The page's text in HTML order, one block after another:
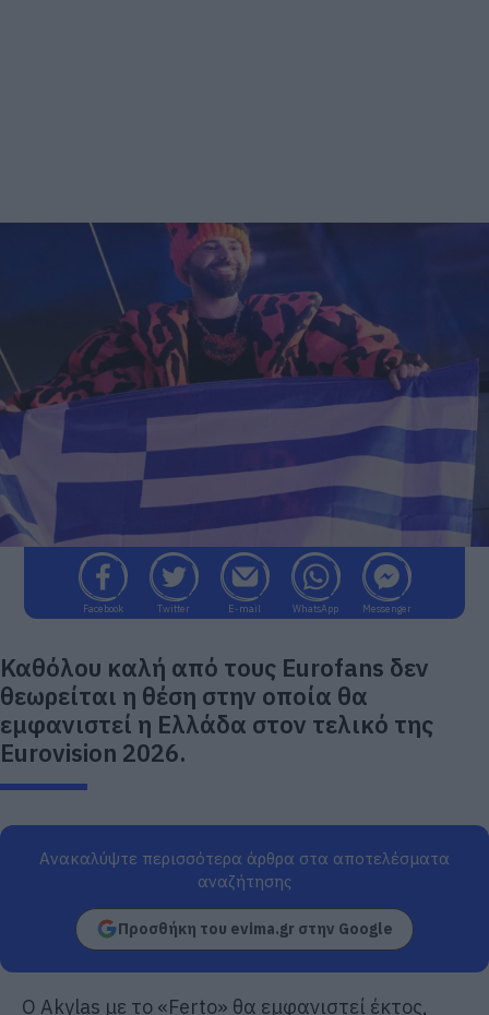
Facebook Twitter E-mail WhatsApp Messenger
Καθόλου καλή από τους Eurofans δεν
θεωρείται η θέση στην οποία θα
εμφανιστεί η Ελλάδα στον τελικό της
Eurovision 2026.
Ανακαλύψτε περισσότερα άρθρα στα αποτελέσματα
αναζήτησης
Προσθήκη του evima.gr στην Google
O Akylas με το «Ferto» θα εμφανιστεί έκτος,